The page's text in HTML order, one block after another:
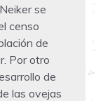
se
censo
de
Por otro
de
las ovejas